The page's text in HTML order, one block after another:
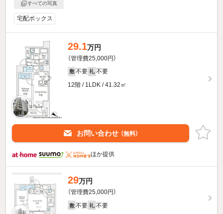
すべての写真
宅配ボックス
29.1万円
（管理費25,000円）
敷 不要 礼 不要
12階 / 1LDK / 41.32㎡
お問い合わせ （無料）
ほか提供
29万円
（管理費25,000円）
敷 不要 礼 不要